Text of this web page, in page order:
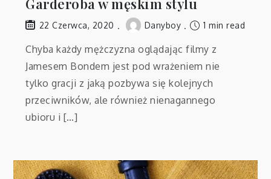
22 Czerwca, 2020 Danyboy 1 min read
Chyba każdy mężczyzna oglądając filmy z
Jamesem Bondem jest pod wrażeniem nie
tylko gracji z jaką pozbywa się kolejnych
przeciwników, ale również nienagannego
ubioru i […]